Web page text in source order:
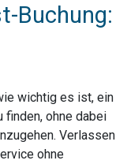
Buchung:
wichtig es ist, ein
finden, ohne dabei
Verlassen
ohne